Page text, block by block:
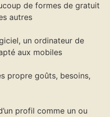
de formes de gratuit
autres
un ordinateur de
aux mobiles
propre goûts, besoins,
profil comme un ou